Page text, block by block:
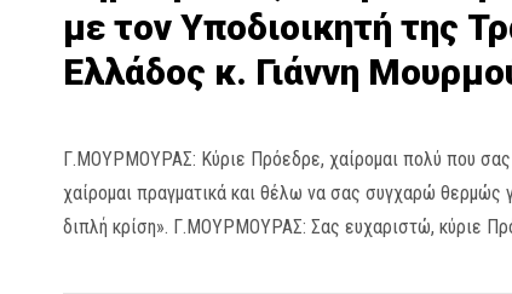
με τον Υποδιοικητή της
Ελλάδος κ. Γιάννη
Γ.ΜΟΥΡΜΟΥΡΑΣ: Κύριε Πρόεδρε, χαίρομαι πολύ που
χαίρομαι πραγματικά και θέλω να σας συγχαρώ θερμώς
διπλή κρίση». Γ.ΜΟΥΡΜΟΥΡΑΣ: Σας ευχαριστώ, κύριε